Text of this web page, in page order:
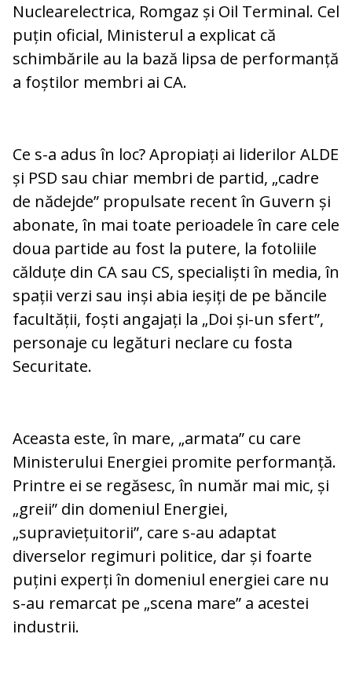
Nuclearelectrica, Romgaz și Oil Terminal. Cel
puțin oficial, Ministerul a explicat că
schimbările au la bază lipsa de performanță
a foștilor membri ai CA.
Ce s-a adus în loc? Apropiați ai liderilor ALDE
și PSD sau chiar membri de partid, „cadre
de nădejde” propulsate recent în Guvern și
abonate, în mai toate perioadele în care cele
doua partide au fost la putere, la fotoliile
călduțe din CA sau CS, specialiști în media, în
spații verzi sau inși abia ieșiți de pe băncile
facultății, foști angajați la „Doi și-un sfert”,
personaje cu legături neclare cu fosta
Securitate.
Aceasta este, în mare, „armata” cu care
Ministerului Energiei promite performanță.
Printre ei se regăsesc, în număr mai mic, și
„greii” din domeniul Energiei,
„supraviețuitorii”, care s-au adaptat
diverselor regimuri politice, dar și foarte
puțini experți în domeniul energiei care nu
s-au remarcat pe „scena mare” a acestei
industrii.